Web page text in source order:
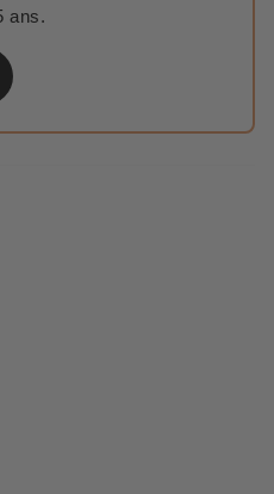
ans.